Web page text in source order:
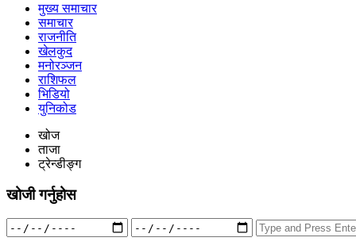
मुख्य समाचार
समाचार
राजनीति
खेलकुद
मनोरञ्जन
राशिफल
भिडियो
युनिकोड
खोज
ताजा
ट्रेन्डीङ्ग
खोजी गर्नुहोस
Search
for: